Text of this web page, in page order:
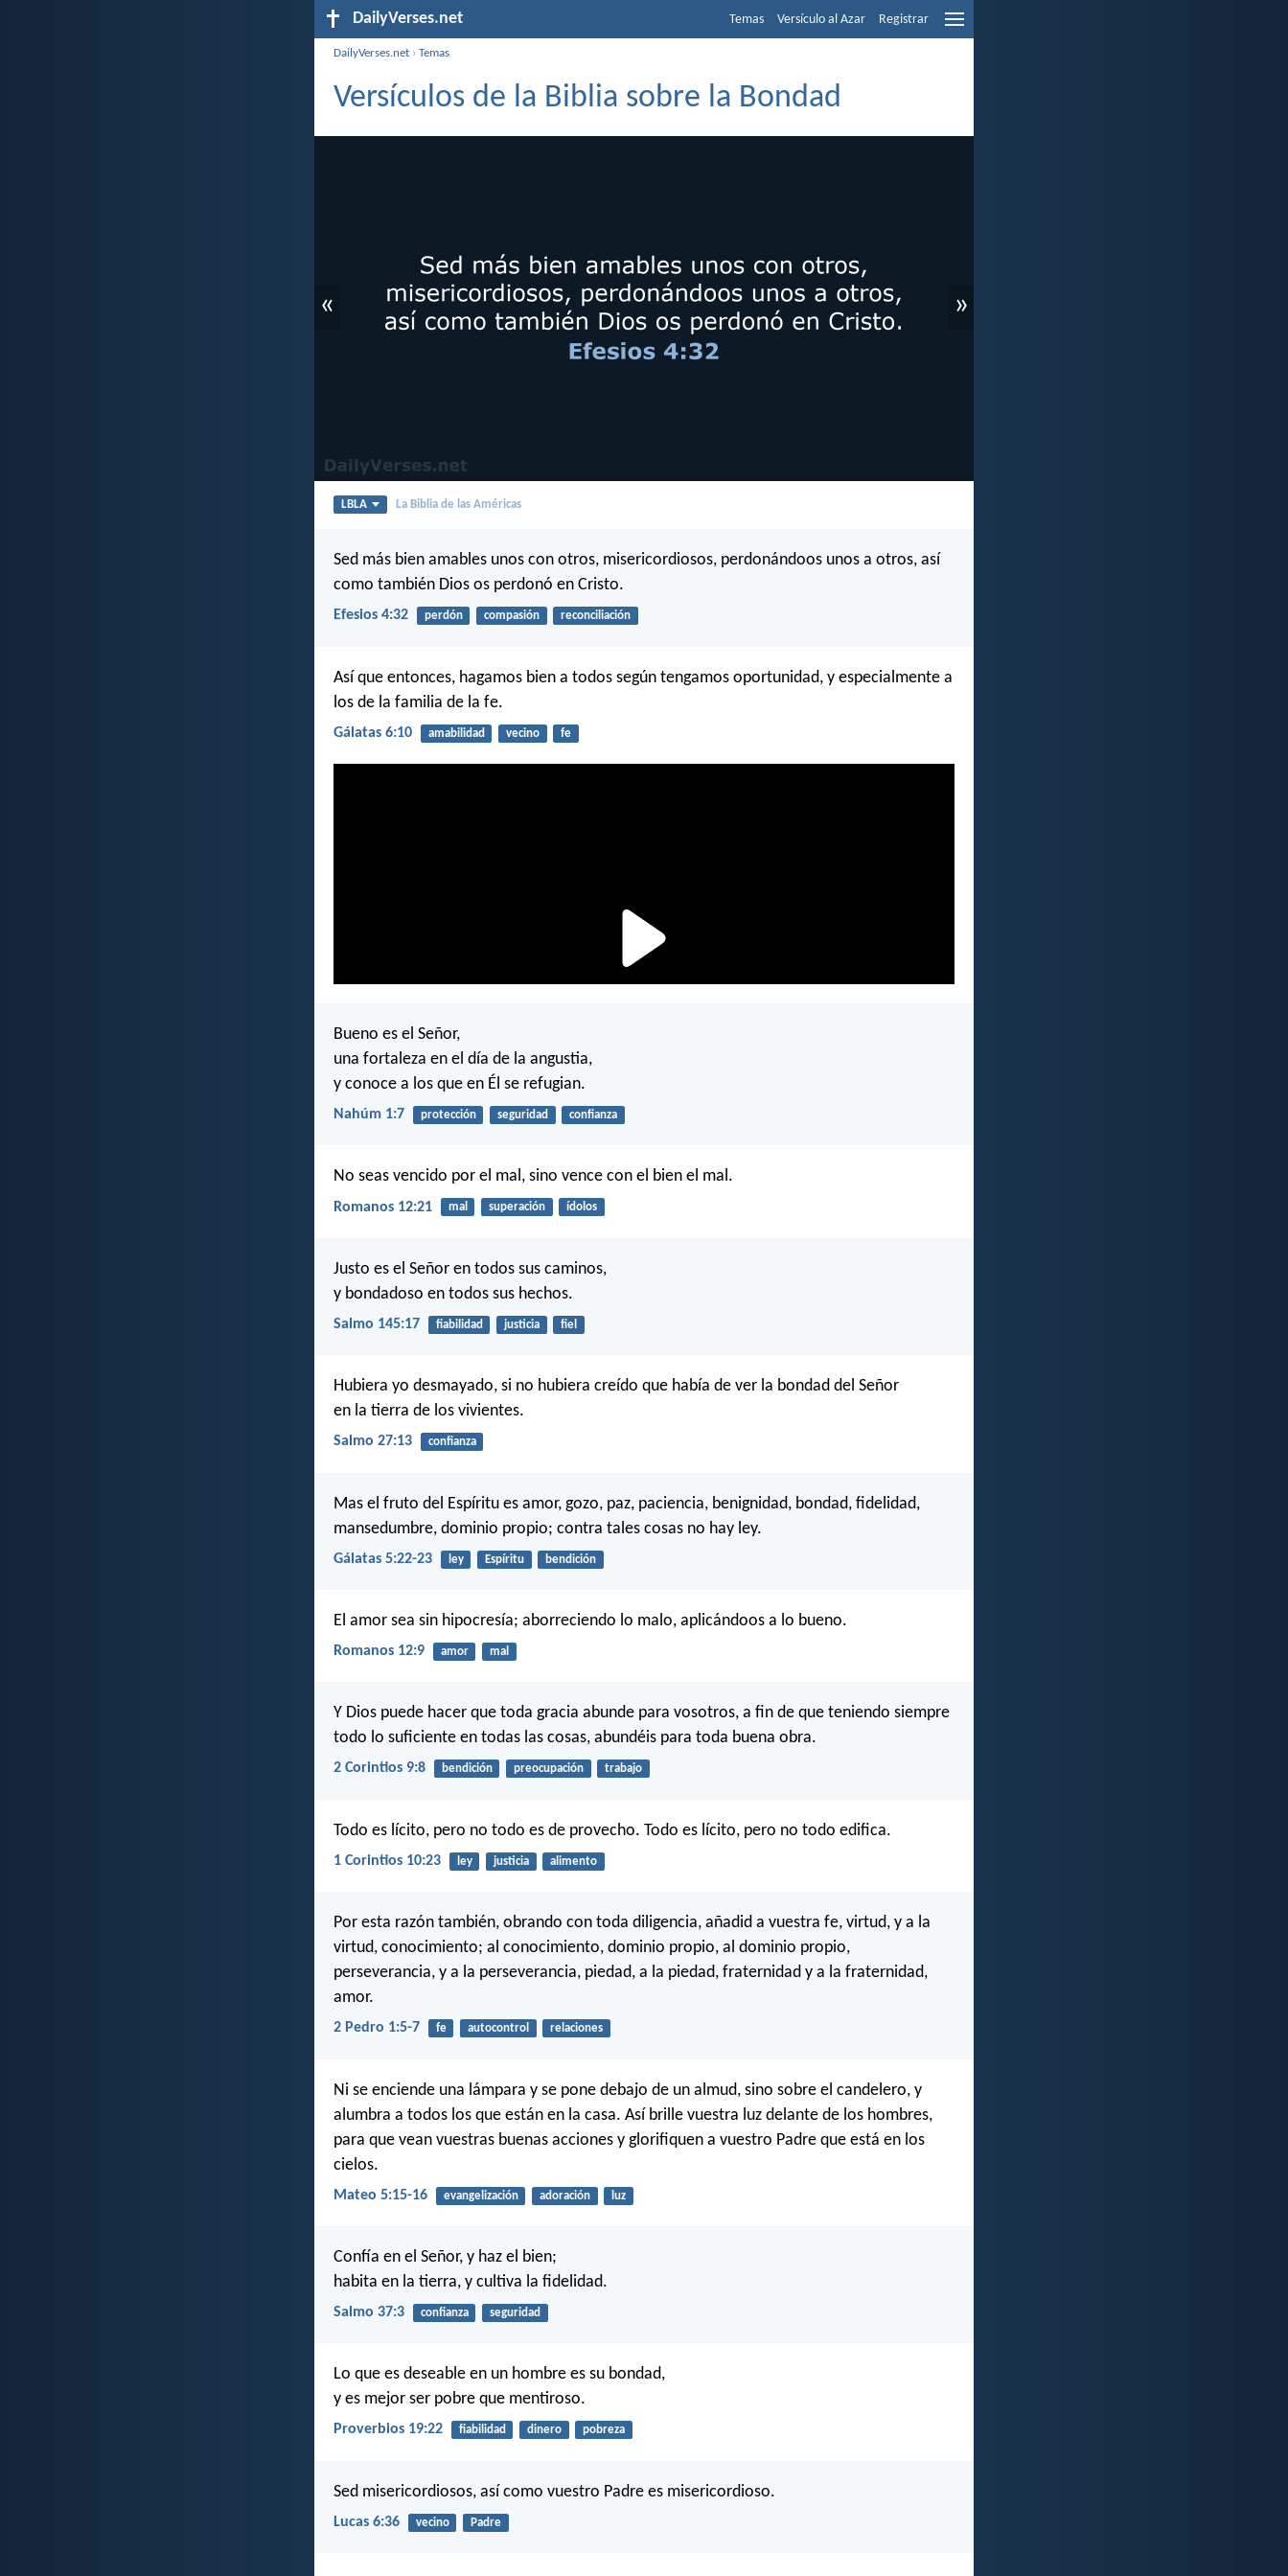
DailyVerses.net Temas Versículo al Azar Registrar
DailyVerses.net ›Temas
Versículos de la Biblia sobre la Bondad
« »
LBLA La Biblia de las Américas
Sed más bien amables unos con otros, misericordiosos, perdonándoos unos a otros, así
como también Dios os perdonó en Cristo.
Efesios 4:32 perdón compasión reconciliación
Así que entonces, hagamos bien a todos según tengamos oportunidad, y especialmente a
los de la familia de la fe.
Gálatas 6:10 amabilidad vecino fe
Bueno es el Señor,
una fortaleza en el día de la angustia,
y conoce a los que en Él se refugian.
Nahúm 1:7 protección seguridad confianza
No seas vencido por el mal, sino vence con el bien el mal.
Romanos 12:21 mal superación ídolos
Justo es el Señor en todos sus caminos,
y bondadoso en todos sus hechos.
Salmo 145:17 fiabilidad justicia fiel
Hubiera yo desmayado, si no hubiera creído que había de ver la bondad del Señor
en la tierra de los vivientes.
Salmo 27:13 confianza
Mas el fruto del Espíritu es amor, gozo, paz, paciencia, benignidad, bondad, fidelidad,
mansedumbre, dominio propio; contra tales cosas no hay ley.
Gálatas 5:22-23 ley Espíritu bendición
El amor sea sin hipocresía; aborreciendo lo malo, aplicándoos a lo bueno.
Romanos 12:9 amor mal
Y Dios puede hacer que toda gracia abunde para vosotros, a fin de que teniendo siempre
todo lo suficiente en todas las cosas, abundéis para toda buena obra.
2 Corintios 9:8 bendición preocupación trabajo
Todo es lícito, pero no todo es de provecho. Todo es lícito, pero no todo edifica.
1 Corintios 10:23 ley justicia alimento
Por esta razón también, obrando con toda diligencia, añadid a vuestra fe, virtud, y a la
virtud, conocimiento; al conocimiento, dominio propio, al dominio propio,
perseverancia, y a la perseverancia, piedad, a la piedad, fraternidad y a la fraternidad,
amor.
2 Pedro 1:5-7 fe autocontrol relaciones
Ni se enciende una lámpara y se pone debajo de un almud, sino sobre el candelero, y
alumbra a todos los que están en la casa. Así brille vuestra luz delante de los hombres,
para que vean vuestras buenas acciones y glorifiquen a vuestro Padre que está en los
cielos.
Mateo 5:15-16 evangelización adoración luz
Confía en el Señor, y haz el bien;
habita en la tierra, y cultiva la fidelidad.
Salmo 37:3 confianza seguridad
Lo que es deseable en un hombre es su bondad,
y es mejor ser pobre que mentiroso.
Proverbios 19:22 fiabilidad dinero pobreza
Sed misericordiosos, así como vuestro Padre es misericordioso.
Lucas 6:36 vecino Padre